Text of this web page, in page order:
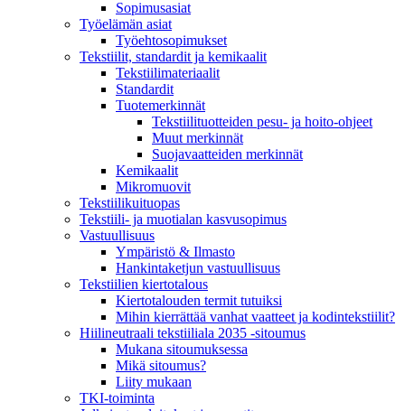
Sopimusasiat
Työelämän asiat
Työehto­sopimukset
Tekstiilit, standardit ja kemikaalit
Tekstiilimateriaalit
Standardit
Tuotemerkinnät
Tekstiilituotteiden pesu- ja hoito-ohjeet
Muut merkinnät
Suojavaatteiden merkinnät
Kemikaalit
Mikromuovit
Tekstiilikuitu­opas
Tekstiili- ja muotialan kasvusopimus
Vastuullisuus
Ympäristö & Ilmasto
Hankintaketjun vastuullisuus
Tekstiilien kiertotalous
Kiertotalouden termit tutuiksi
Mihin kierrättää vanhat vaatteet ja kodintekstiilit?
Hiilineutraali tekstiiliala 2035 -sitoumus
Mukana sitoumuksessa
Mikä sitoumus?
Liity mukaan
TKI-toiminta